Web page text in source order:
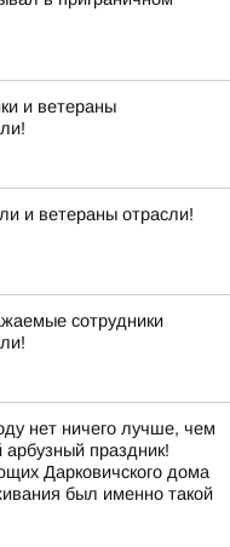
и ветераны
и ветераны отрасли!
сотрудники
нет ничего лучше, чем
праздник!
Дарковичского дома
был именно такой